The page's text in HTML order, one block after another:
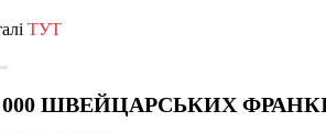
ТУТ
000 ШВЕЙЦАРСЬКИХ